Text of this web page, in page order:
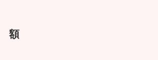
額